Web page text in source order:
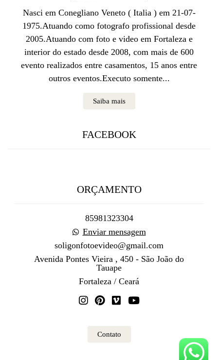
Nasci em Conegliano Veneto ( Italia ) em 21-07-
1975.Atuando como fotografo profissional desde
2005.Atuando com foto e video em Fortaleza e
interior do estado desde 2008, com mais de 600
evento realizados entre casamentos, 15 anos entre
outros eventos.Executo somente...
Saiba mais
FACEBOOK
ORÇAMENTO
85981323304
Enviar mensagem
soligonfotoevideo@gmail.com
Avenida Pontes Vieira , 450 - São João do
Tauape
Fortaleza / Ceará
Contato